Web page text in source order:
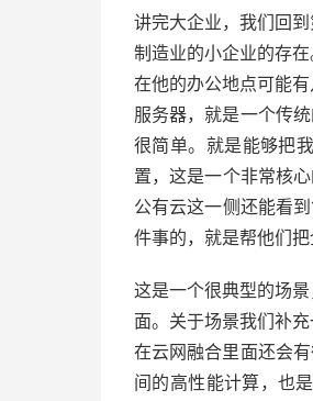
讲完大企业，我们回
制造业的小企业的存
在他的办公地点可能
服务器，就是一个传
很简单。就是能够把
置，这是一个非常核
公有云这一侧还能看
件事的，就是帮他们把
这是一个很典型的场
面。关于场景我们补
在云网融合里面还会
间的高性能计算，也